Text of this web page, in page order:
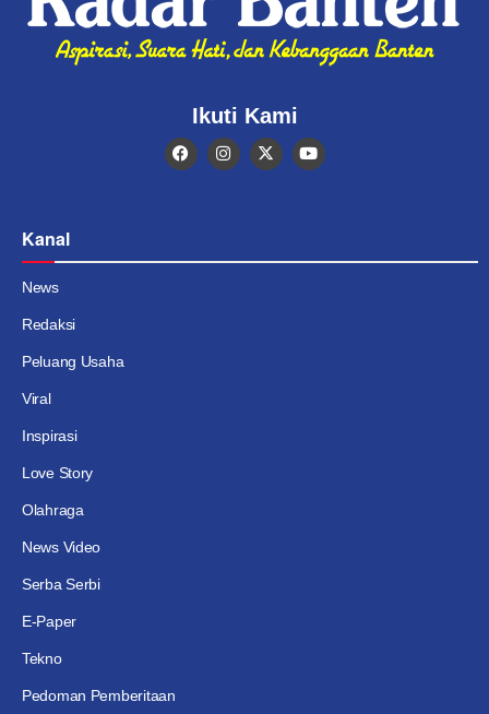
Ikuti Kami
Kanal
News
Redaksi
Peluang Usaha
Viral
Inspirasi
Love Story
Olahraga
News Video
Serba Serbi
E-Paper
Tekno
Pedoman Pemberitaan